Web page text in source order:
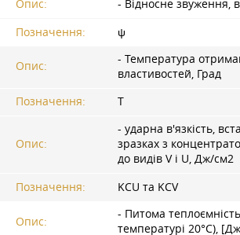
Опис:
- Відносне звуження,
Позначення:
ψ
Опис:
- Температура
властивостей, Град
Позначення:
T
Опис:
- ударна в'язкість,
зразках з
до видів V і U, Дж/см2
Позначення:
KCU та KCV
Опис:
- Питома
температурі 20°С),